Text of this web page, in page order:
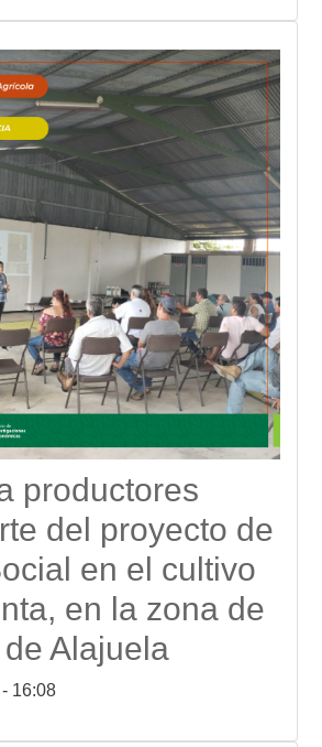
productores
del proyecto de
en el cultivo
en la zona de
Alajuela
16:08